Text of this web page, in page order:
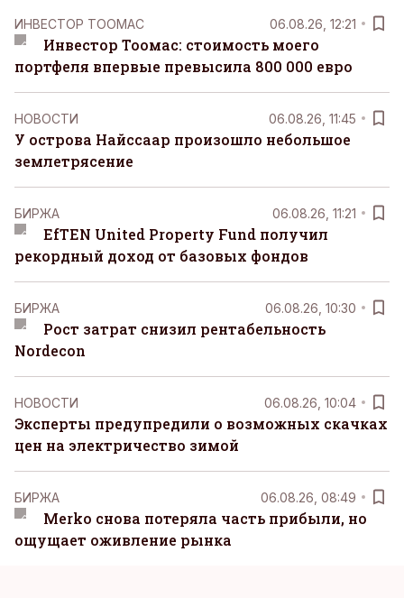
ИНВЕСТОР ТООМАС 06.08.26, 12:21
Инвестор Тоомас: стоимость моего
портфеля впервые превысила 800 000 евро
НОВОСТИ 06.08.26, 11:45
У острова Найссаар произошло небольшое
землетрясение
БИРЖА 06.08.26, 11:21
EfTEN United Property Fund получил
рекордный доход от базовых фондов
БИРЖА 06.08.26, 10:30
Рост затрат снизил рентабельность
Nordecon
НОВОСТИ 06.08.26, 10:04
Эксперты предупредили о возможных скачках
цен на электричество зимой
БИРЖА 06.08.26, 08:49
Merko снова потеряла часть прибыли, но
ощущает оживление рынка